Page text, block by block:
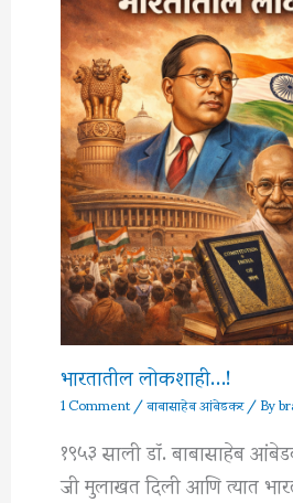
भारतातील लोकशाही…!
1 Comment/बाबासाहेब आंबेडकर/ By
१९५३ साली डॉ. बाबासाहेब
जी मुलाखत दिली आणि त्यात